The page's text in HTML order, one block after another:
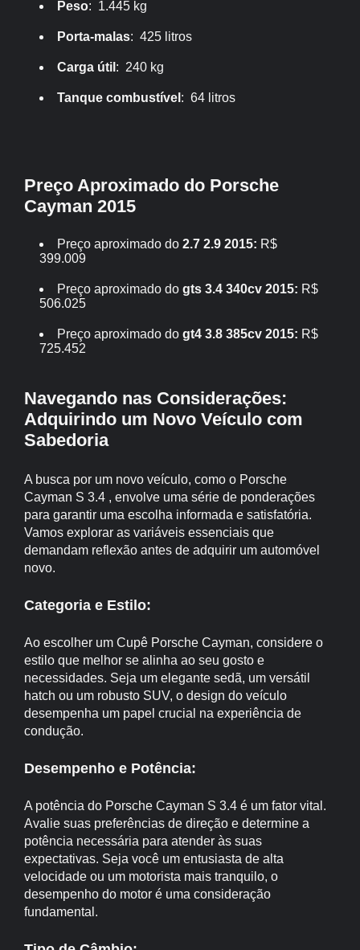
Peso: 1.445 kg
Porta-malas: 425 litros
Carga útil : 240 kg
Tanque combustível : 64 litros
Preço Aproximado do Porsche
Cayman 2015
Preço aproximado do2.7 2.9 2015: R$
399.009
Preço aproximado dogts 3.4 340cv 2015: R$
506.025
Preço aproximado dogt4 3.8 385cv 2015: R$
725.452
Navegando nas Considerações:
Adquirindo um Novo Veículo com
Sabedoria
A busca por um novo veículo, como o Porsche
Cayman S 3.4 , envolve uma série de ponderações
para garantir uma escolha informada e satisfatória.
Vamos explorar as variáveis essenciais que
demandam reflexão antes de adquirir um automóvel
novo.
Categoria e Estilo:
Ao escolher um Cupê Porsche Cayman, considere o
estilo que melhor se alinha ao seu gosto e
necessidades. Seja um elegante sedã, um versátil
hatch ou um robusto SUV, o design do veículo
desempenha um papel crucial na experiência de
condução.
Desempenho e Potência:
A potência do Porsche Cayman S 3.4 é um fator vital.
Avalie suas preferências de direção e determine a
potência necessária para atender às suas
expectativas. Seja você um entusiasta de alta
velocidade ou um motorista mais tranquilo, o
desempenho do motor é uma consideração
fundamental.